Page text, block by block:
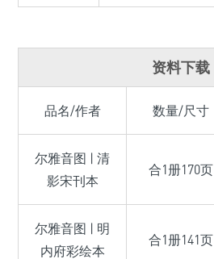
资料下载
品名/作者 数量/尺寸
尔雅音图 | 清
影宋刊本
合1册170页
尔雅音图 | 明
内府彩绘本
合1册141页